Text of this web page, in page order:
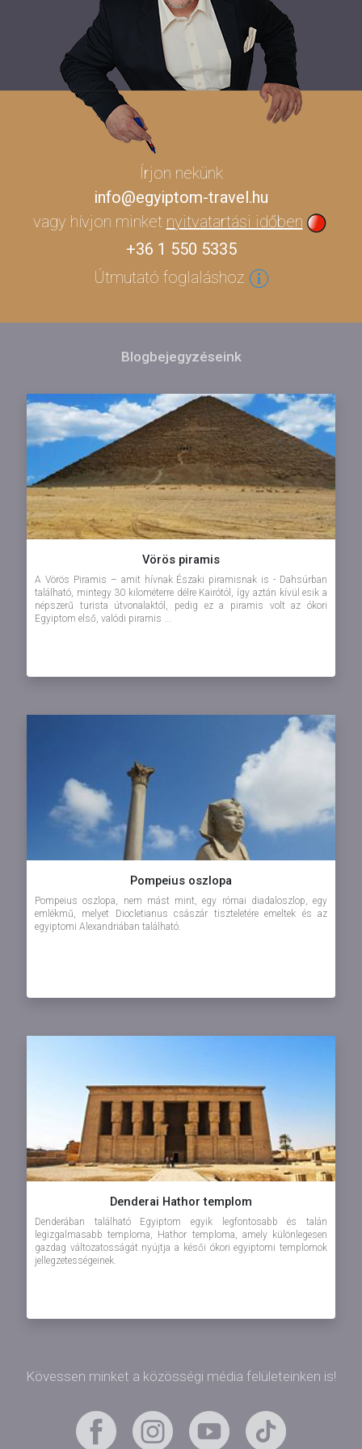
Írjon nekünk
info@egyiptom-travel.hu
vagy hívjon minket nyitvatartási időben
+36 1 550 5335
Útmutató foglaláshoz
Blogbejegyzéseink
Vörös piramis
A Vörös Piramis – amit hívnak Északi piramisnak is - Dahsúrban
található, mintegy 30 kilométerre délre Kairótól, így aztán kívül esik a
népszerű turista útvonalaktól, pedig ez a piramis volt az ókori
Egyiptom első, valódi piramis ...
Pompeius oszlopa
Pompeius oszlopa, nem mást mint, egy római diadaloszlop, egy
emlékmű, melyet Diocletianus császár tiszteletére emeltek és az
egyiptomi Alexandriában található.
Denderai Hathor templom
Denderában található Egyiptom egyik legfontosabb és talán
legizgalmasabb temploma, Hathor temploma, amely különlegesen
gazdag változatosságát nyújtja a késői ókori egyiptomi templomok
jellegzetességeinek.
Kövessen minket a közösségi média felületeinken is!